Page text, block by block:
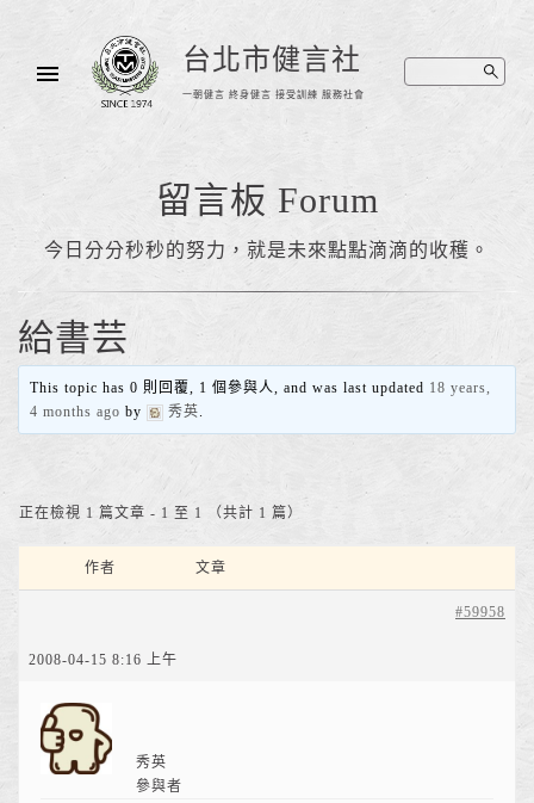
台北市健言社
一朝健言 終身健言 接受訓練 服務社會
留言板 Forum
今日分分秒秒的努力，就是未來點點滴滴的收穫。
給書芸
This topic has 0 則回覆, 1 個參與人, and was last updated 18 years,
4 months ago by 秀英.
正在檢視 1 篇文章 - 1 至 1 （共計 1 篇）
作者 文章
2008-04-15 8:16 上午
#59958
秀英
參與者